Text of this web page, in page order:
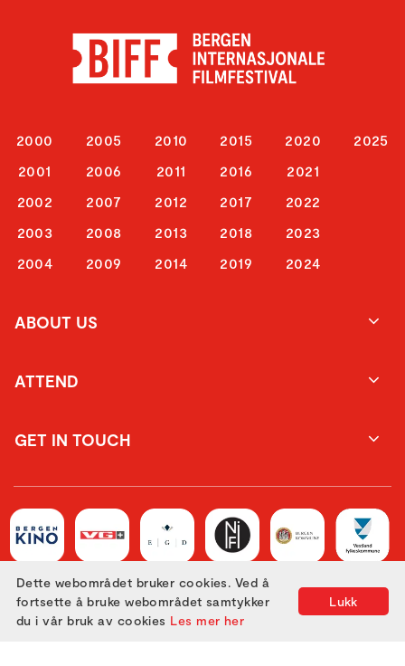
2000
2001
2002
2003
2004
2005
2006
2007
2008
2009
2010
2011
2012
2013
2014
2015
2016
2017
2018
2019
2020
2021
2022
2023
2024
2025
ABOUT US
ATTEND
GET IN TOUCH
Lukk
Dette webområdet bruker cookies. Ved å
fortsette å bruke webområdet samtykker
du i vår bruk av cookies Les mer her